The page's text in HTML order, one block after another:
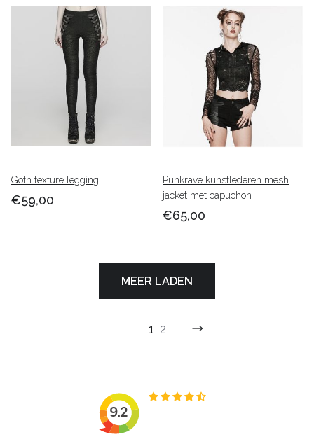
Goth texture legging
€59,00
Punkrave kunstlederen mesh
jacket met capuchon
€65,00
MEER LADEN
1 2